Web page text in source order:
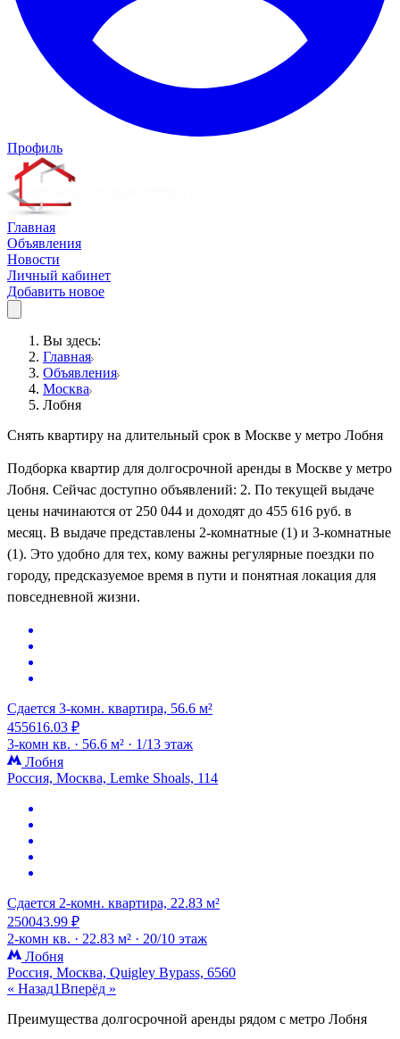
Профиль
Главная
Объявления
Новости
Личный кабинет
Добавить новое
Вы здесь:
Главная
Объявления
Москва
Лобня
Снять квартиру на длительный срок в Москве у метро Лобня
Подборка квартир для долгосрочной аренды в Москве у метро
Лобня. Сейчас доступно объявлений: 2. По текущей выдаче
цены начинаются от 250 044 и доходят до 455 616 руб. в
месяц. В выдаче представлены 2-комнатные (1) и 3-комнатные
(1). Это удобно для тех, кому важны регулярные поездки по
городу, предсказуемое время в пути и понятная локация для
повседневной жизни.
Сдается 3-комн. квартира, 56.6 м²
455616.03 ₽
3-комн кв. · 56.6 м² · 1/13 этаж
Лобня
Россия, Москва, Lemke Shoals, 114
Сдается 2-комн. квартира, 22.83 м²
250043.99 ₽
2-комн кв. · 22.83 м² · 20/10 этаж
Лобня
Россия, Москва, Quigley Bypass, 6560
« Назад1Вперёд »
Преимущества долгосрочной аренды рядом с метро Лобня